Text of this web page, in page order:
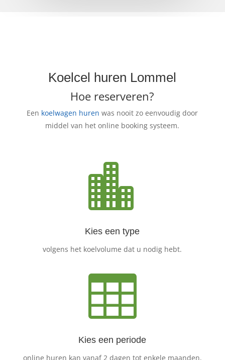
Koelcel huren Lommel
Hoe reserveren?
Een koelwagen huren was nooit zo eenvoudig door
middel van het online booking systeem.

Kies een type
volgens het koelvolume dat u nodig hebt.

Kies een periode
online huren kan vanaf 2 dagen tot enkele maanden.